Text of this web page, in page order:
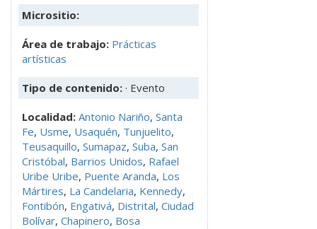
Micrositio:
Área de trabajo: Prácticas
artísticas
Tipo de contenido: · Evento
Localidad: Antonio Nariño, Santa
Fe, Usme, Usaquén, Tunjuelito,
Teusaquillo, Sumapaz, Suba, San
Cristóbal, Barrios Unidos, Rafael
Uribe Uribe, Puente Aranda, Los
Mártires, La Candelaria, Kennedy,
Fontibón, Engativá, Distrital, Ciudad
Bolívar, Chapinero, Bosa